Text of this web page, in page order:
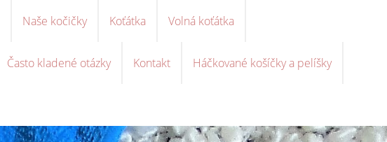
Naše kočičky Koťátka Volná koťátka
Často kladené otázky Kontakt Háčkované košíčky a pelíšky